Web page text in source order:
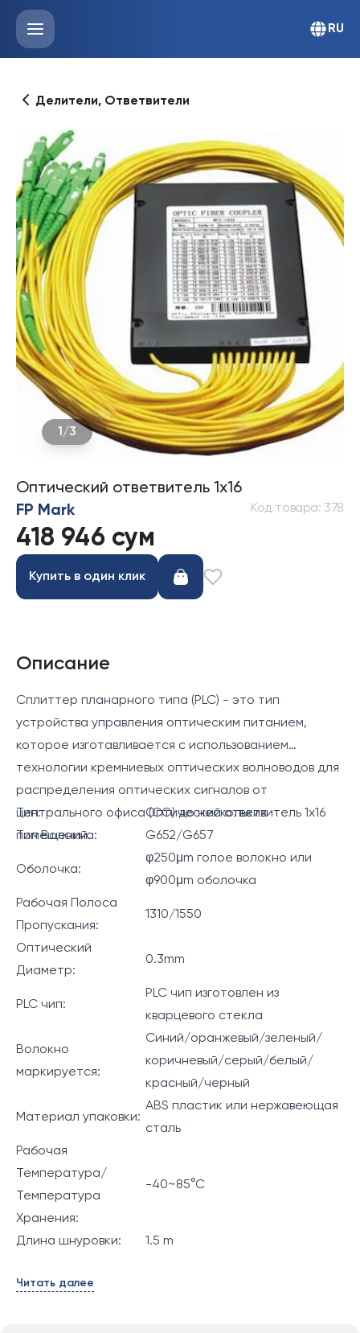
RU
Делители, Ответвители
1 /3
Оптический ответвитель 1x16
FP Mark
Код товара: 378
418 946 сум
Купить в один клик
Описание
Сплиттер планарного типа (PLC) - это тип
устройства управления оптическим питанием,
которое изготавливается с использованием
технологии кремниевых оптических волноводов для
распределения оптических сигналов от
центрального офиса (CO) до нескольких
помещений.
Тип:
Оптический ответвитель 1x16
Тип Волокна:
G652/G657
Оболочка:
φ250μm голое волокно или
φ900μm оболочка
Рабочая Полоса
Пропускания:
1310/1550
Оптический
Диаметр:
0.3mm
PLC чип:
PLC чип изготовлен из
кварцевого стекла
Волокно
маркируется:
Синий/оранжевый/зеленый/
коричневый/серый/белый/
красный/черный
Материал упаковки:
ABS пластик или нержавеющая
сталь
Рабочая
Температура/
Температура
Хранения:
-40~85°C
Длина шнуровки: 1.5 m
Читать далее